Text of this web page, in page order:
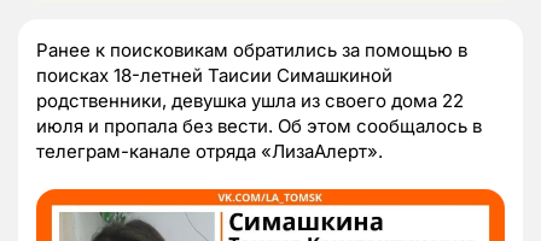
Ранее к поисковикам обратились за помощью в
поисках 18-летней Таисии Симашкиной
родственники, девушка ушла из своего дома 22
июля и пропала без вести. Об этом сообщалось в
телеграм-канале отряда «ЛизаАлерт».